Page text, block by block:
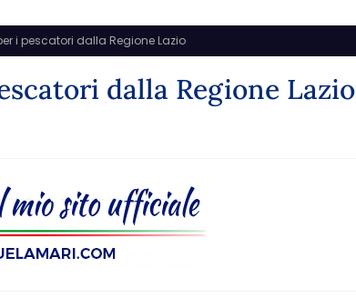
i pescatori dalla Regione Lazio
dalla Regione Lazio